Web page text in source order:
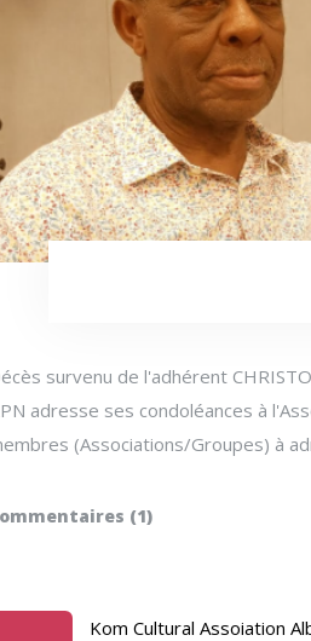
survenu de l'adhérent
adresse ses condoléances à
(Associations/Groupes) à
(1)
Kom Cultural Assoiation